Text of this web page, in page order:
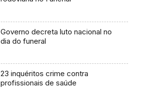
Governo decreta luto nacional no
dia do funeral
23 inquéritos crime contra
profissionais de saúde